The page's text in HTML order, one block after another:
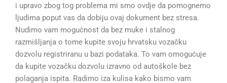
i upravo zbog tog problema mi smo ovdje da pomognemo
ljudima poput vas da dobiju ovaj dokument bez stresa.
Nudimo vam mogućnost da bez muke i stalnog
razmišljanja o tome kupite svoju hrvatsku vozačku
dozvolu registriranu u bazi podataka. To vam omogućuje
da kupite vozačku dozvolu izravno od autoškole bez
polaganja ispita. Radimo iza kulisa kako bismo vam